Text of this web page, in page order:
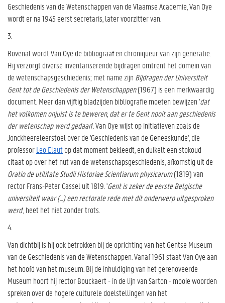
Geschiedenis van de Wetenschappen van de Vlaamse Academie, Van Oye
wordt er na 1945 eerst secretaris, later voorzitter van.
3.
Bovenal wordt Van Oye de bibliograaf en chroniqueur van zijn generatie.
Hij verzorgt diverse inventariserende bijdragen omtrent het domein van
de wetenschapsgeschiedenis; met name zijn Bijdragen der Universiteit
Gent tot de Geschiedenis der Wetenschappen(1967) is een merkwaardig
document. Meer dan vijftig bladzijden bibliografie moeten bewijzen 'dat
het volkomen onjuist is te beweren, dat er te Gent nooit aan geschiedenis
der wetenschap werd gedaan'. Van Oye wijst op initiatieven zoals de
Jonckheereleerstoel over de 'Geschiedenis van de Geneeskunde', die
professorLeo Elautop dat moment bekleedt, en duikelt een stokoud
citaat op over het nut van de wetenschapsgeschiedenis, afkomstig uit de
Oratio de utilitate Studii Historiae Scientiarum physicarum(1819) van
rector Frans-Peter Cassel uit 1819. 'Gent is zeker de eerste Belgische
universiteit waar (...) een rectorale rede met dit onderwerp uitgesproken
werd', heet het niet zonder trots.
4.
Van dichtbij is hij ook betrokken bij de oprichting van het Gentse Museum
van de Geschiedenis van de Wetenschappen. Vanaf 1961 staat Van Oye aan
het hoofd van het museum. Bij de inhuldiging van het gerenoveerde
Museum hoort hij rector Bouckaert - in de lijn van Sarton - mooie woorden
spreken over de hogere culturele doelstellingen van het